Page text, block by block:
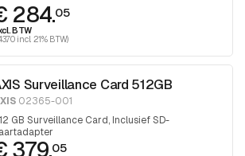
284.05
BTW
incl. 21% BTW)
Surveillance Card 512GB
02365-001
GB Surveillance Card, Inclusief SD-
379.05